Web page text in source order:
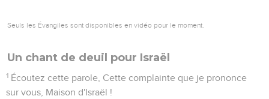
Seuls les Évangiles sont disponibles en vidéo pour le moment.
Un chant de deuil pour Israël
1 Écoutez cette parole, Cette complainte que je prononce
sur vous, Maison d'Israël !